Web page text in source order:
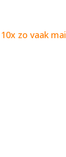
zo vaak